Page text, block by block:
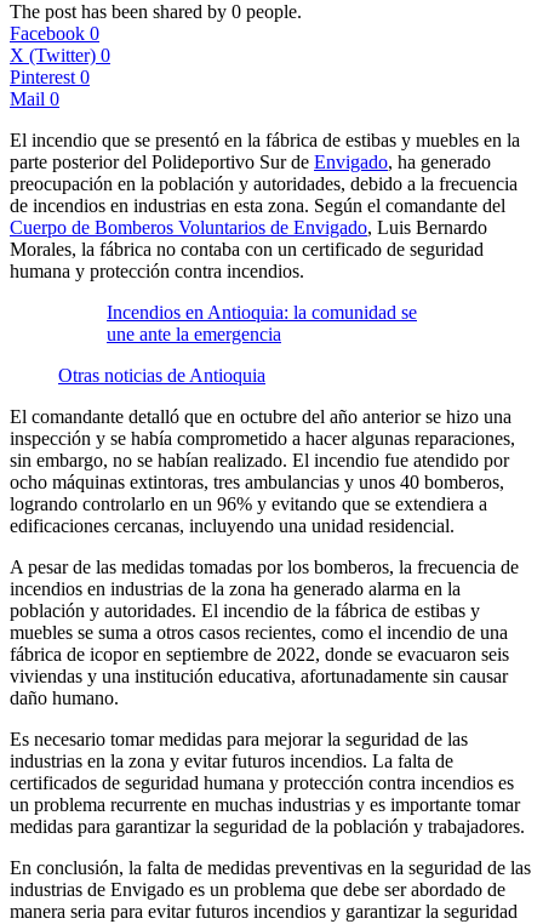
The post has been shared by 0 people.
Facebook 0
X (Twitter) 0
Pinterest 0
Mail 0
El incendio que se presentó en la fábrica de estibas y muebles en la
parte posterior del Polideportivo Sur de Envigado, ha generado
preocupación en la población y autoridades, debido a la frecuencia
de incendios en industrias en esta zona. Según el comandante del
Cuerpo de Bomberos Voluntarios de Envigado, Luis Bernardo
Morales, la fábrica no contaba con un certificado de seguridad
humana y protección contra incendios.
Incendios en Antioquia: la comunidad se
une ante la emergencia
Otras noticias de Antioquia
El comandante detalló que en octubre del año anterior se hizo una
inspección y se había comprometido a hacer algunas reparaciones,
sin embargo, no se habían realizado. El incendio fue atendido por
ocho máquinas extintoras, tres ambulancias y unos 40 bomberos,
logrando controlarlo en un 96% y evitando que se extendiera a
edificaciones cercanas, incluyendo una unidad residencial.
A pesar de las medidas tomadas por los bomberos, la frecuencia de
incendios en industrias de la zona ha generado alarma en la
población y autoridades. El incendio de la fábrica de estibas y
muebles se suma a otros casos recientes, como el incendio de una
fábrica de icopor en septiembre de 2022, donde se evacuaron seis
viviendas y una institución educativa, afortunadamente sin causar
daño humano.
Es necesario tomar medidas para mejorar la seguridad de las
industrias en la zona y evitar futuros incendios. La falta de
certificados de seguridad humana y protección contra incendios es
un problema recurrente en muchas industrias y es importante tomar
medidas para garantizar la seguridad de la población y trabajadores.
En conclusión, la falta de medidas preventivas en la seguridad de las
industrias de Envigado es un problema que debe ser abordado de
manera seria para evitar futuros incendios y garantizar la seguridad